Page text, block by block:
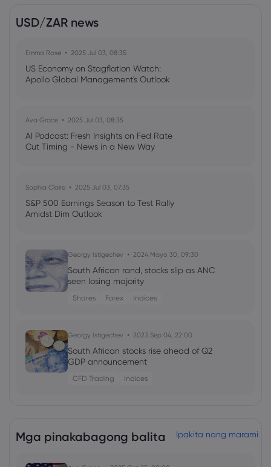
USD/ZAR news
Emma Rose 2025 Jul 03, 08:35
US Economy on Stagflation Watch:
Apollo Global Management's Outlook
Ava Grace 2025 Jul 03, 08:35
AI Podcast: Fresh Insights on Fed Rate
Cut Timing - News in a New Way
Sophia Claire 2025 Jul 03, 07:35
S&P 500 Earnings Season to Test Rally
Amidst Dim Outlook
Georgy Istigechev 2024 Mayo 30, 09:30
South African rand, stocks slip as ANC
seen losing majority
Shares Forex Indices
Georgy Istigechev 2023 Sep 04, 22:00
South African stocks rise ahead of Q2
GDP announcement
CFD Trading Indices
SARB hikes, underscores multispeed CB
response
Mga pinakabagong balita Ipakita nang marami